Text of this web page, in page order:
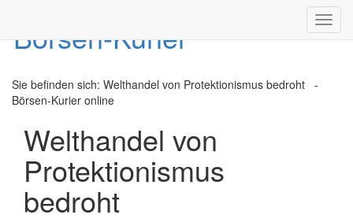
Sie befinden sich: Welthandel von Protektionismus bedroht -
Börsen-Kurier online
Welthandel von
Protektionismus
bedroht